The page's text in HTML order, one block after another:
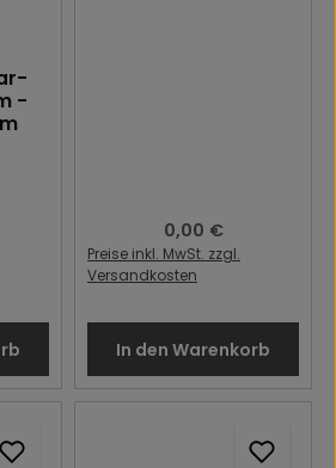
-
Regulärer Preis:
0,00 €
Preise inkl. MwSt. zzgl.
Versandkosten
In den Warenkorb